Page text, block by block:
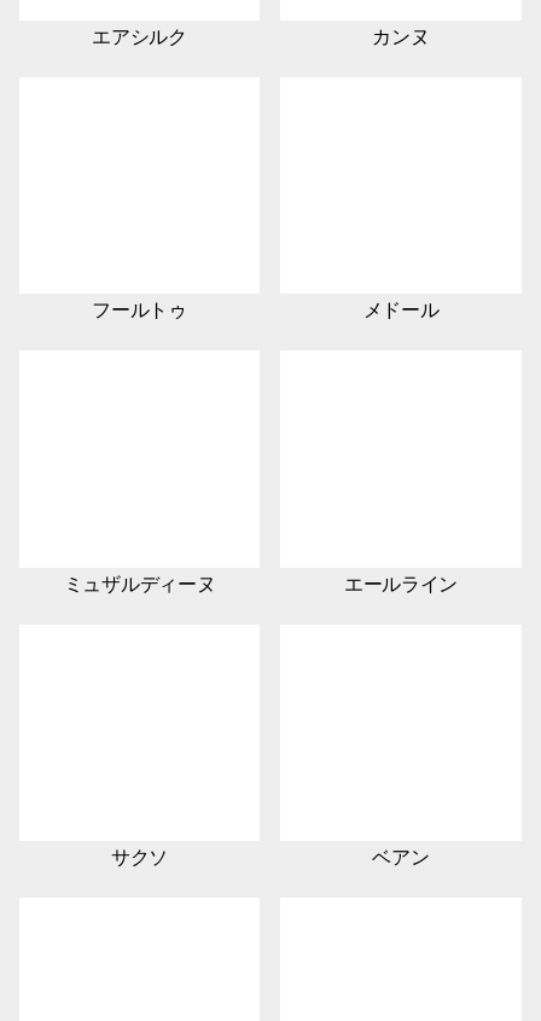
エアシルク カンヌ
フールトゥ メドール
ミュザルディーヌ エールライン
サクソ ベアン